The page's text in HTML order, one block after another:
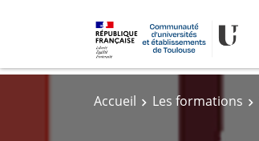
Accueil Les formations